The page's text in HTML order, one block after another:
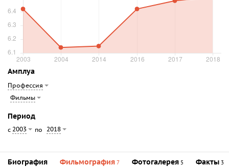
Амплуа
Профессия
Фильмы
Период
с 2003 по 2018
Биография Фильмография 7 Фотогалерея 5 Факты 3